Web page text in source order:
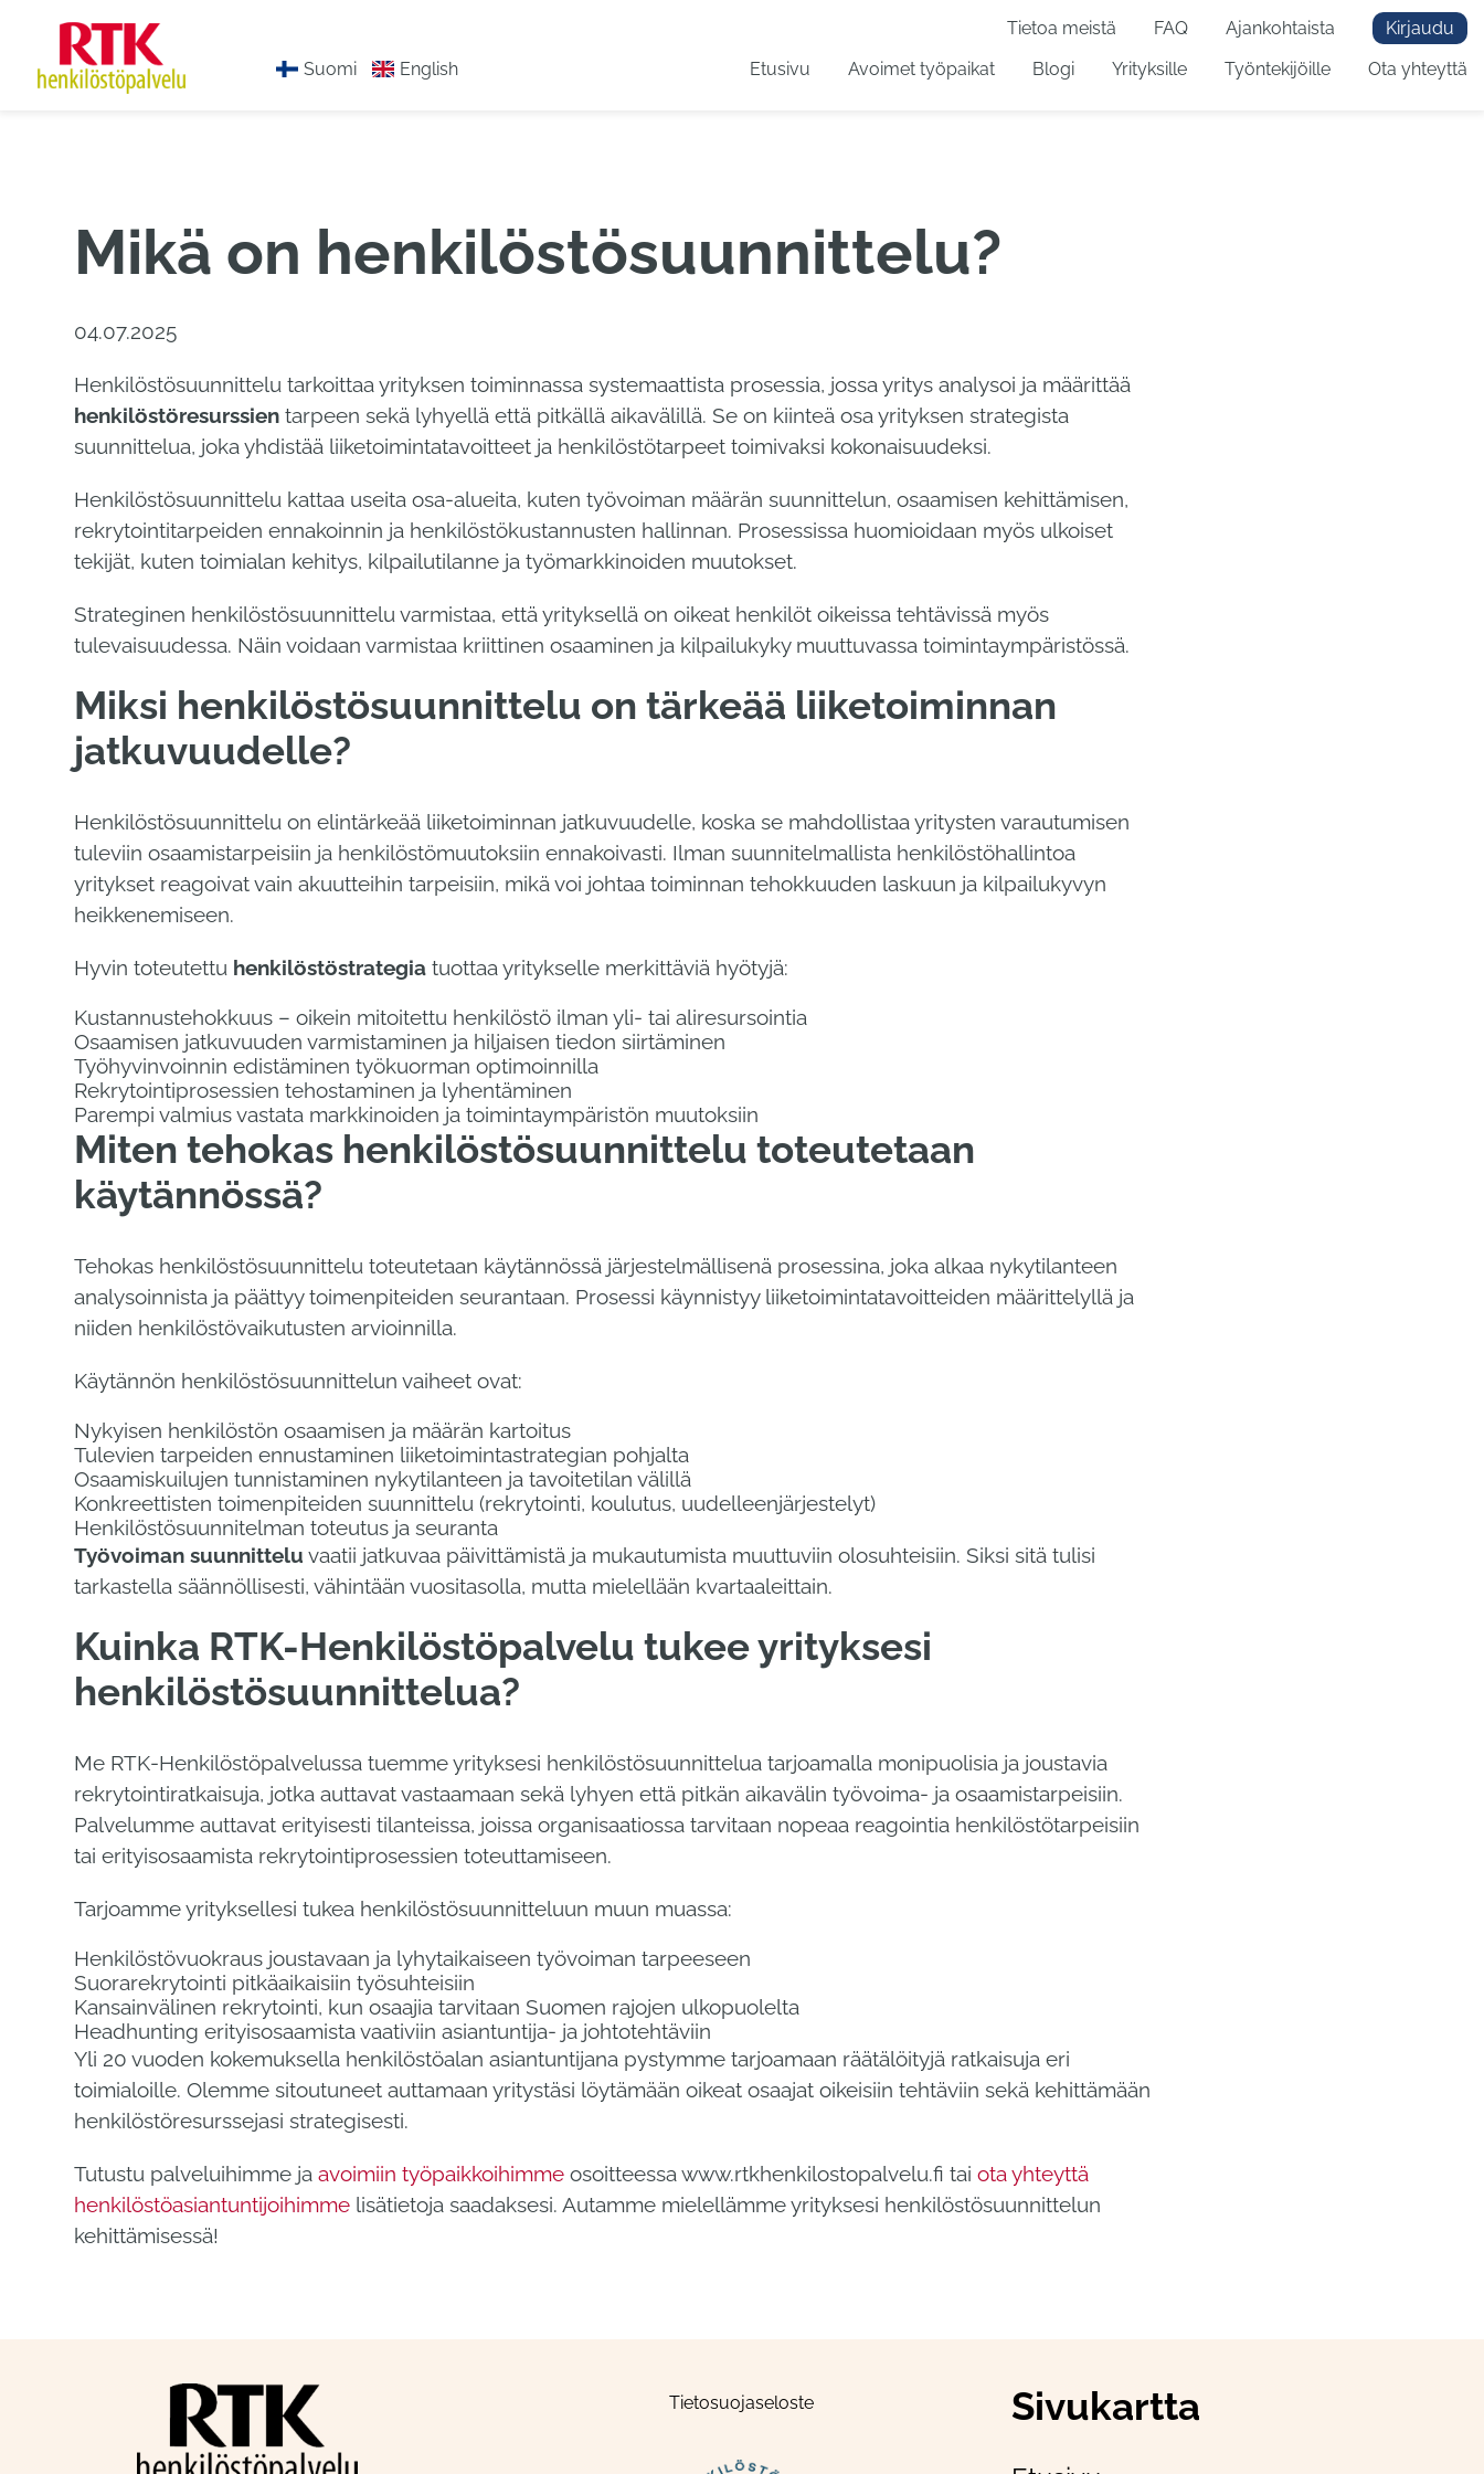
sisältöön
Suomi
English Etusivu Avoimet työpaikat Blogi Yrityksille Työntekijöille Ota yhteyttä
Tietoa meistä FAQ Ajankohtaista Kirjaudu
Mikä on henkilöstösuunnittelu?
04.07.2025
Henkilöstösuunnittelu tarkoittaa yrityksen toiminnassa systemaattista prosessia, jossa yritys analysoi ja määrittää
henkilöstöresurssien tarpeen sekä lyhyellä että pitkällä aikavälillä. Se on kiinteä osa yrityksen strategista
suunnittelua, joka yhdistää liiketoimintatavoitteet ja henkilöstötarpeet toimivaksi kokonaisuudeksi.
Henkilöstösuunnittelu kattaa useita osa-alueita, kuten työvoiman määrän suunnittelun, osaamisen kehittämisen,
rekrytointitarpeiden ennakoinnin ja henkilöstökustannusten hallinnan. Prosessissa huomioidaan myös ulkoiset
tekijät, kuten toimialan kehitys, kilpailutilanne ja työmarkkinoiden muutokset.
Strateginen henkilöstösuunnittelu varmistaa, että yrityksellä on oikeat henkilöt oikeissa tehtävissä myös
tulevaisuudessa. Näin voidaan varmistaa kriittinen osaaminen ja kilpailukyky muuttuvassa toimintaympäristössä.
Miksi henkilöstösuunnittelu on tärkeää liiketoiminnan
jatkuvuudelle?
Henkilöstösuunnittelu on elintärkeää liiketoiminnan jatkuvuudelle, koska se mahdollistaa yritysten varautumisen
tuleviin osaamistarpeisiin ja henkilöstömuutoksiin ennakoivasti. Ilman suunnitelmallista henkilöstöhallintoa
yritykset reagoivat vain akuutteihin tarpeisiin, mikä voi johtaa toiminnan tehokkuuden laskuun ja kilpailukyvyn
heikkenemiseen.
Hyvin toteutettu henkilöstöstrategia tuottaa yritykselle merkittäviä hyötyjä:
Kustannustehokkuus – oikein mitoitettu henkilöstö ilman yli- tai aliresursointia
Osaamisen jatkuvuuden varmistaminen ja hiljaisen tiedon siirtäminen
Työhyvinvoinnin edistäminen työkuorman optimoinnilla
Rekrytointiprosessien tehostaminen ja lyhentäminen
Parempi valmius vastata markkinoiden ja toimintaympäristön muutoksiin
Miten tehokas henkilöstösuunnittelu toteutetaan
käytännössä?
Tehokas henkilöstösuunnittelu toteutetaan käytännössä järjestelmällisenä prosessina, joka alkaa nykytilanteen
analysoinnista ja päättyy toimenpiteiden seurantaan. Prosessi käynnistyy liiketoimintatavoitteiden määrittelyllä ja
niiden henkilöstövaikutusten arvioinnilla.
Käytännön henkilöstösuunnittelun vaiheet ovat:
Nykyisen henkilöstön osaamisen ja määrän kartoitus
Tulevien tarpeiden ennustaminen liiketoimintastrategian pohjalta
Osaamiskuilujen tunnistaminen nykytilanteen ja tavoitetilan välillä
Konkreettisten toimenpiteiden suunnittelu (rekrytointi, koulutus, uudelleenjärjestelyt)
Henkilöstösuunnitelman toteutus ja seuranta
Työvoiman suunnittelu vaatii jatkuvaa päivittämistä ja mukautumista muuttuviin olosuhteisiin. Siksi sitä tulisi
tarkastella säännöllisesti, vähintään vuositasolla, mutta mielellään kvartaaleittain.
Kuinka RTK-Henkilöstöpalvelu tukee yrityksesi
henkilöstösuunnittelua?
Me RTK-Henkilöstöpalvelussa tuemme yrityksesi henkilöstösuunnittelua tarjoamalla monipuolisia ja joustavia
rekrytointiratkaisuja, jotka auttavat vastaamaan sekä lyhyen että pitkän aikavälin työvoima- ja osaamistarpeisiin.
Palvelumme auttavat erityisesti tilanteissa, joissa organisaatiossa tarvitaan nopeaa reagointia henkilöstötarpeisiin
tai erityisosaamista rekrytointiprosessien toteuttamiseen.
Tarjoamme yrityksellesi tukea henkilöstösuunnitteluun muun muassa:
Henkilöstövuokraus joustavaan ja lyhytaikaiseen työvoiman tarpeeseen
Suorarekrytointi pitkäaikaisiin työsuhteisiin
Kansainvälinen rekrytointi, kun osaajia tarvitaan Suomen rajojen ulkopuolelta
Headhunting erityisosaamista vaativiin asiantuntija- ja johtotehtäviin
Yli 20 vuoden kokemuksella henkilöstöalan asiantuntijana pystymme tarjoamaan räätälöityjä ratkaisuja eri
toimialoille. Olemme sitoutuneet auttamaan yritystäsi löytämään oikeat osaajat oikeisiin tehtäviin sekä kehittämään
henkilöstöresurssejasi strategisesti.
Tutustu palveluihimme jaavoimiin työpaikkoihimme osoitteessa www.rtkhenkilostopalvelu.fi taiota yhteyttä
henkilöstöasiantuntijoihimme lisätietoja saadaksesi. Autamme mielellämme yrityksesi henkilöstösuunnittelun
kehittämisessä!
Tietosuojaseloste Sivukartta